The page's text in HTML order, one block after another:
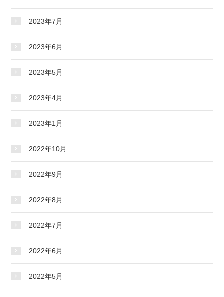
2023年7月
2023年6月
2023年5月
2023年4月
2023年1月
2022年10月
2022年9月
2022年8月
2022年7月
2022年6月
2022年5月